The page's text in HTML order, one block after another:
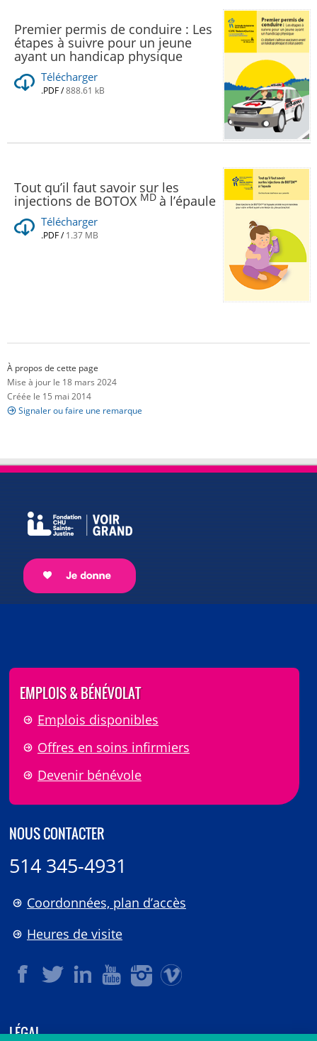
Premier permis de conduire : Les
étapes à suivre pour un jeune
ayant un handicap physique
Télécharger
.PDF/888.61 kB
Tout qu’il faut savoir sur les
injections de BOTOX MD à l’épaule
Télécharger
.PDF/1.37 MB
À propos de cette page
Mise à jour le 18 mars 2024
Créée le 15 mai 2014
Signaler ou faire une remarque
EMPLOIS & BÉNÉVOLAT
Emplois disponibles
Offres en soins infirmiers
Devenir bénévole
NOUS CONTACTER
514 345-4931
Coordonnées, plan d’accès
Heures de visite
LÉGAL